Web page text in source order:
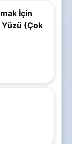
İçin
(Çok